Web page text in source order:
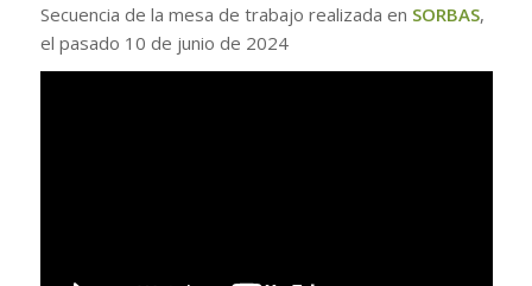
Secuencia de la mesa de trabajo realizada en SORBAS,
el pasado 10 de junio de 2024